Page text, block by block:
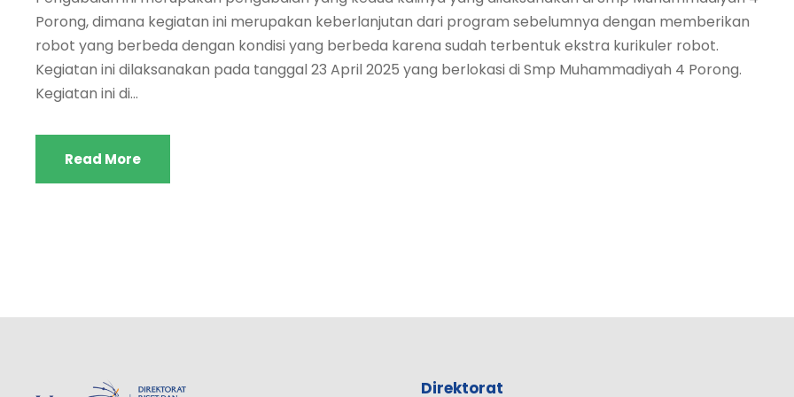
Porong, dimana kegiatan ini merupakan keberlanjutan dari program sebelumnya dengan memberikan
robot yang berbeda dengan kondisi yang berbeda karena sudah terbentuk ekstra kurikuler robot.
Kegiatan ini dilaksanakan pada tanggal 23 April 2025 yang berlokasi di Smp Muhammadiyah 4 Porong.
Kegiatan ini di...
Read More
Direktorat